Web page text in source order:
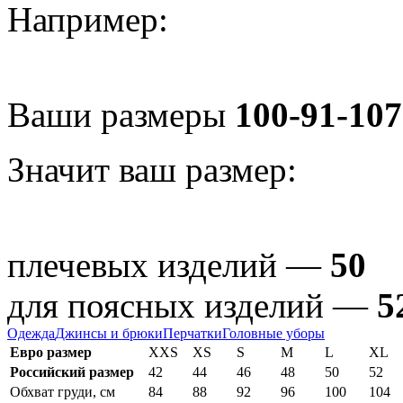
Например:
Ваши размеры 100-91-107
Значит ваш размер:
плечевых изделий — 50
для поясных изделий —
ОдеждаДжинсы и брюкиПерчаткиГоловные уборы
Евро размер
XXS XS S M L
XL
Российский размер
42 44 46 48 50
52
Обхват груди, см
84 88 92 96 100 104